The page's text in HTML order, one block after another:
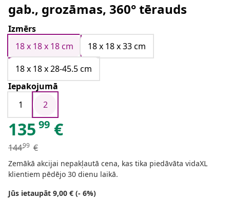
gab., grozāmas, 360° tērauds
Izmērs
18 x 18 x 18 cm
18 x 18 x 33 cm
18 x 18 x 28-45.5 cm
Iepakojumā
1
2
135 99 €
14499 €
Zemākā akcijai nepakļautā cena, kas tika piedāvāta vidaXL
klientiem pēdējo 30 dienu laikā.
Jūs ietaupāt 9,00 € (- 6%)